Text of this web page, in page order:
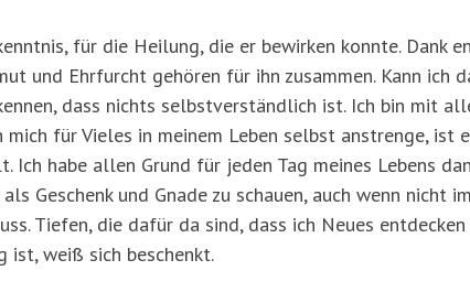
für die Heilung, die er bewirken konnte. Dank
und Ehrfurcht gehören für ihn zusammen. Kann ich
dass nichts selbstverständlich ist. Ich bin mit
mich für Vieles in meinem Leben selbst anstrenge, ist
Ich habe allen Grund für jeden Tag meines Lebens
Geschenk und Gnade zu schauen, auch wenn nicht
Tiefen, die dafür da sind, dass ich Neues
ist, weiß sich beschenkt.